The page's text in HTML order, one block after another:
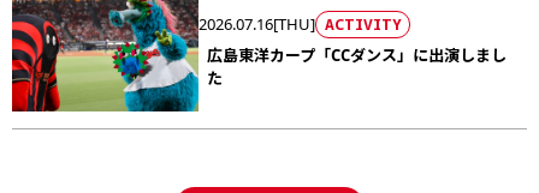
2026.07.16[THU] ACTIVITY
広島東洋カープ「CCダンス」に出演しまし
た